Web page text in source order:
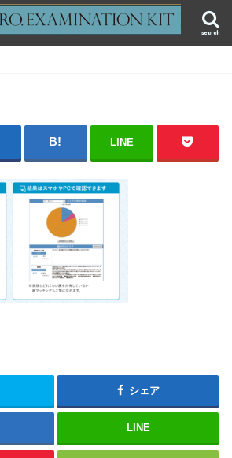
search
LINE
シェア
LINE